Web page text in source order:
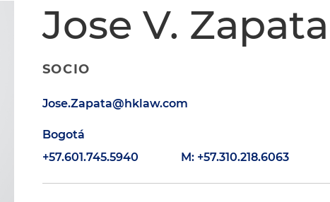
Jose V. Zapata
SOCIO
Jose.Zapata@hklaw.com
Bogotá
+57.601.745.5940
M: +57.310.218.6063